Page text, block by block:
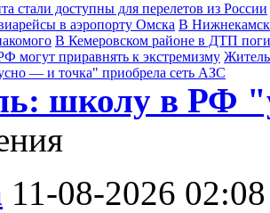
стали доступны для перелетов из России
в аэропорту Омска В
В Кемеровском районе в ДТП
могут приравнять к экстремизму
— и точка" приобрела сеть АЗС
школу в РФ
11-08-2026 02:08